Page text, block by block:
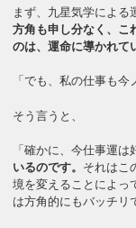
まず、九星気学による
方角も申し分なく、こ
のは、運命に導かれて
「でも、私の仕事も今
そう言うと、
「確かに、今仕事運は
いるのです。 それはこ
境を変えることによっ
は方角的にもバッチリ